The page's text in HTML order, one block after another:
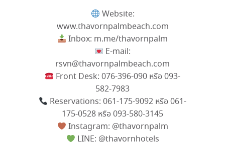
Website:
www.thavornpalmbeach.com
Inbox: m.me/thavornpalm
E-mail:
rsvn@thavornpalmbeach.com
Front Desk: 076-396-090 หรือ 093-
582-7983
Reservations: 061-175-9092 หรือ 061-
175-0528 หรือ 093-580-3145
Instagram: @thavornpalm
LINE: @thavornhotels